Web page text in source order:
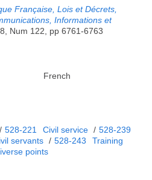
Française, Lois et Décrets,
Informations et
Num 122, pp 6761-6763
French
/ 528-221 Civil service / 528-239
servants / 528-243
Training
points